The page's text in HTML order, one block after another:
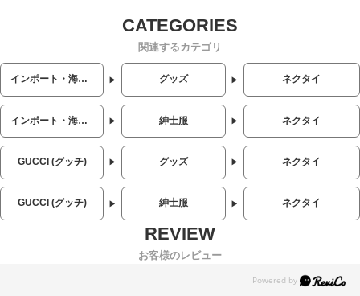
関連するカテゴリ
インポート・海外人気ブランド グッズ ネクタイ
インポート・海外人気ブランド 紳士服 ネクタイ
GUCCI (グッチ) グッズ ネクタイ
GUCCI (グッチ) 紳士服 ネクタイ
お客様のレビュー